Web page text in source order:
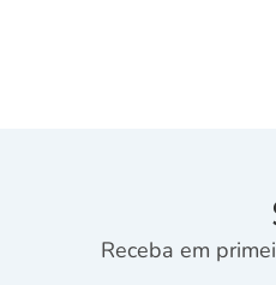
Receba em